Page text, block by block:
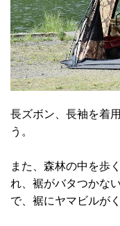
長ズボン、長袖を着
う。
また、森林の中を歩
れ、裾がバタつかな
で、裾にヤマビルが